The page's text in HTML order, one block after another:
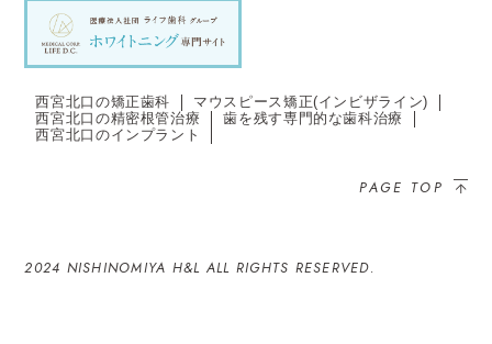
西宮北口の矯正歯科
マウスピース矯正(インビザライン)
西宮北口の精密根管治療
歯を残す専門的な歯科治療
西宮北口のインプラント
PAGE TOP
2024 NISHINOMIYA H&L ALL RIGHTS RESERVED.